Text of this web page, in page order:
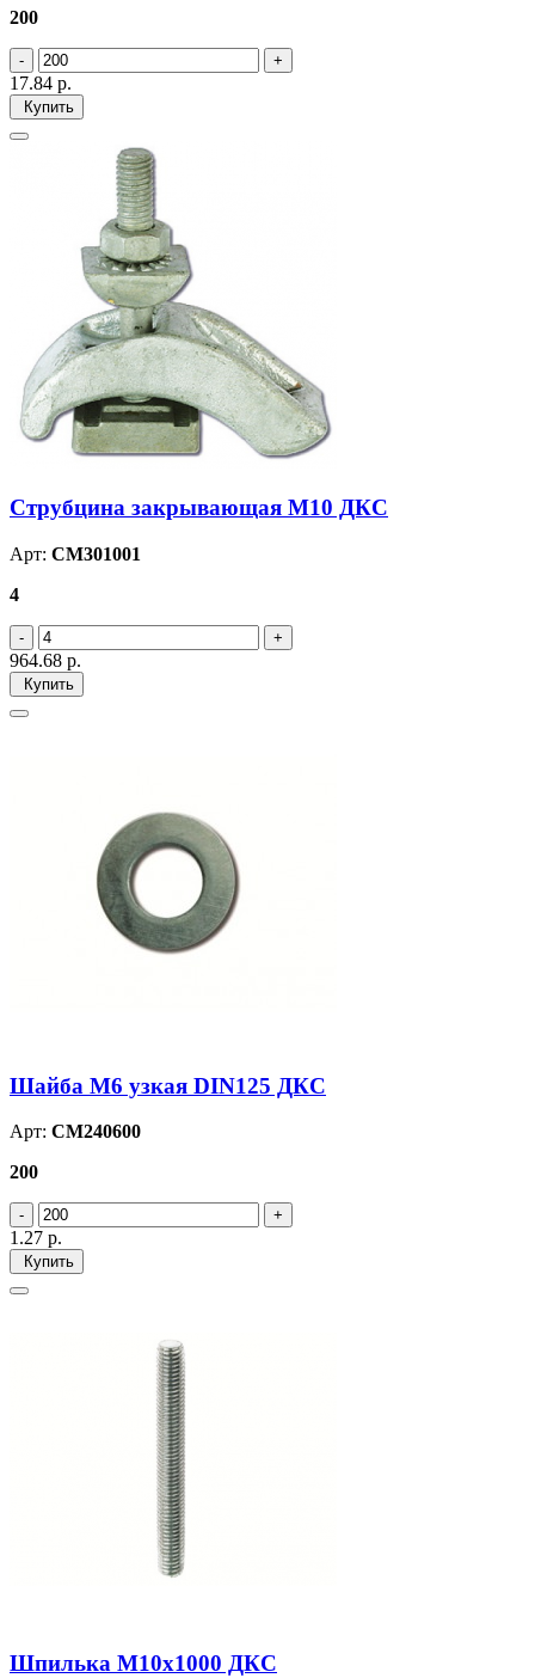
200
17.84 р.
Купить
Cтрубцина закрывающая М10 ДКС
Арт: CM301001
4
964.68 р.
Купить
Шайба М6 узкая DIN125 ДКС
Арт: CM240600
200
1.27 р.
Купить
Шпилька М10х1000 ДКС